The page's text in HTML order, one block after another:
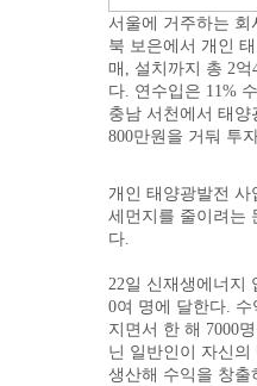
서울에 거주하는 회
북 보은에서 개인
매, 설치까지 총 2억
다. 연수입은 11%
충남 서천에서 태양
800만원을 거둬 투
개인 태양광발전
세먼지를 줄이려는
다.
22일 신재생에너지
0여 명에 달한다.
지면서 한 해 7000
닌 일반인이 자신
생산해 수익을 창출